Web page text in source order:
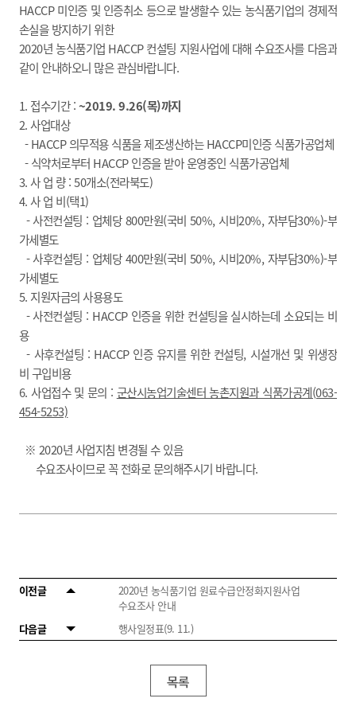
HACCP 미인증 및 인증취소 등으로 발생할수 있는 농식품기업의 경제적
손실을 방지하기 위한
2020년 농식품기업 HACCP 컨설팅 지원사업에 대해 수요조사를 다음과
같이 안내하오니 많은 관심바랍니다.
1. 접수기간 :~2019. 9.26(목)까지
2. 사업대상
- HACCP 의무적용 식품을 제조생산하는 HACCP미인증 식품가공업체
- 식약처로부터 HACCP 인증을 받아 운영중인 식품가공업체
3. 사 업 량 : 50개소(전라북도)
4. 사 업 비(택1)
- 사전컨설팅 : 업체당 800만원(국비 50%, 시비20%, 자부담30%)-부
가세별도
- 사후컨설팅 : 업체당 400만원(국비 50%, 시비20%, 자부담30%)-부
가세별도
5. 지원자금의 사용용도
- 사전컨설팅 : HACCP 인증을 위한 컨설팅을 실시하는데 소요되는 비
용
- 사후컨설팅 : HACCP 인증 유지를 위한 컨설팅, 시설개선 및 위생장
비 구입비용
6.사업접수 및 문의 : 군산시농업기술센터 농촌지원과 식품가공계(063-
454-5253)
※ 2020년 사업지침 변경될 수 있음
수요조사이므로 꼭 전화로 문의해주시기 바랍니다.
이전글
2020년 농식품기업 원료수급안정화지원사업
수요조사 안내
다음글
행사일정표(9. 11.)
목록